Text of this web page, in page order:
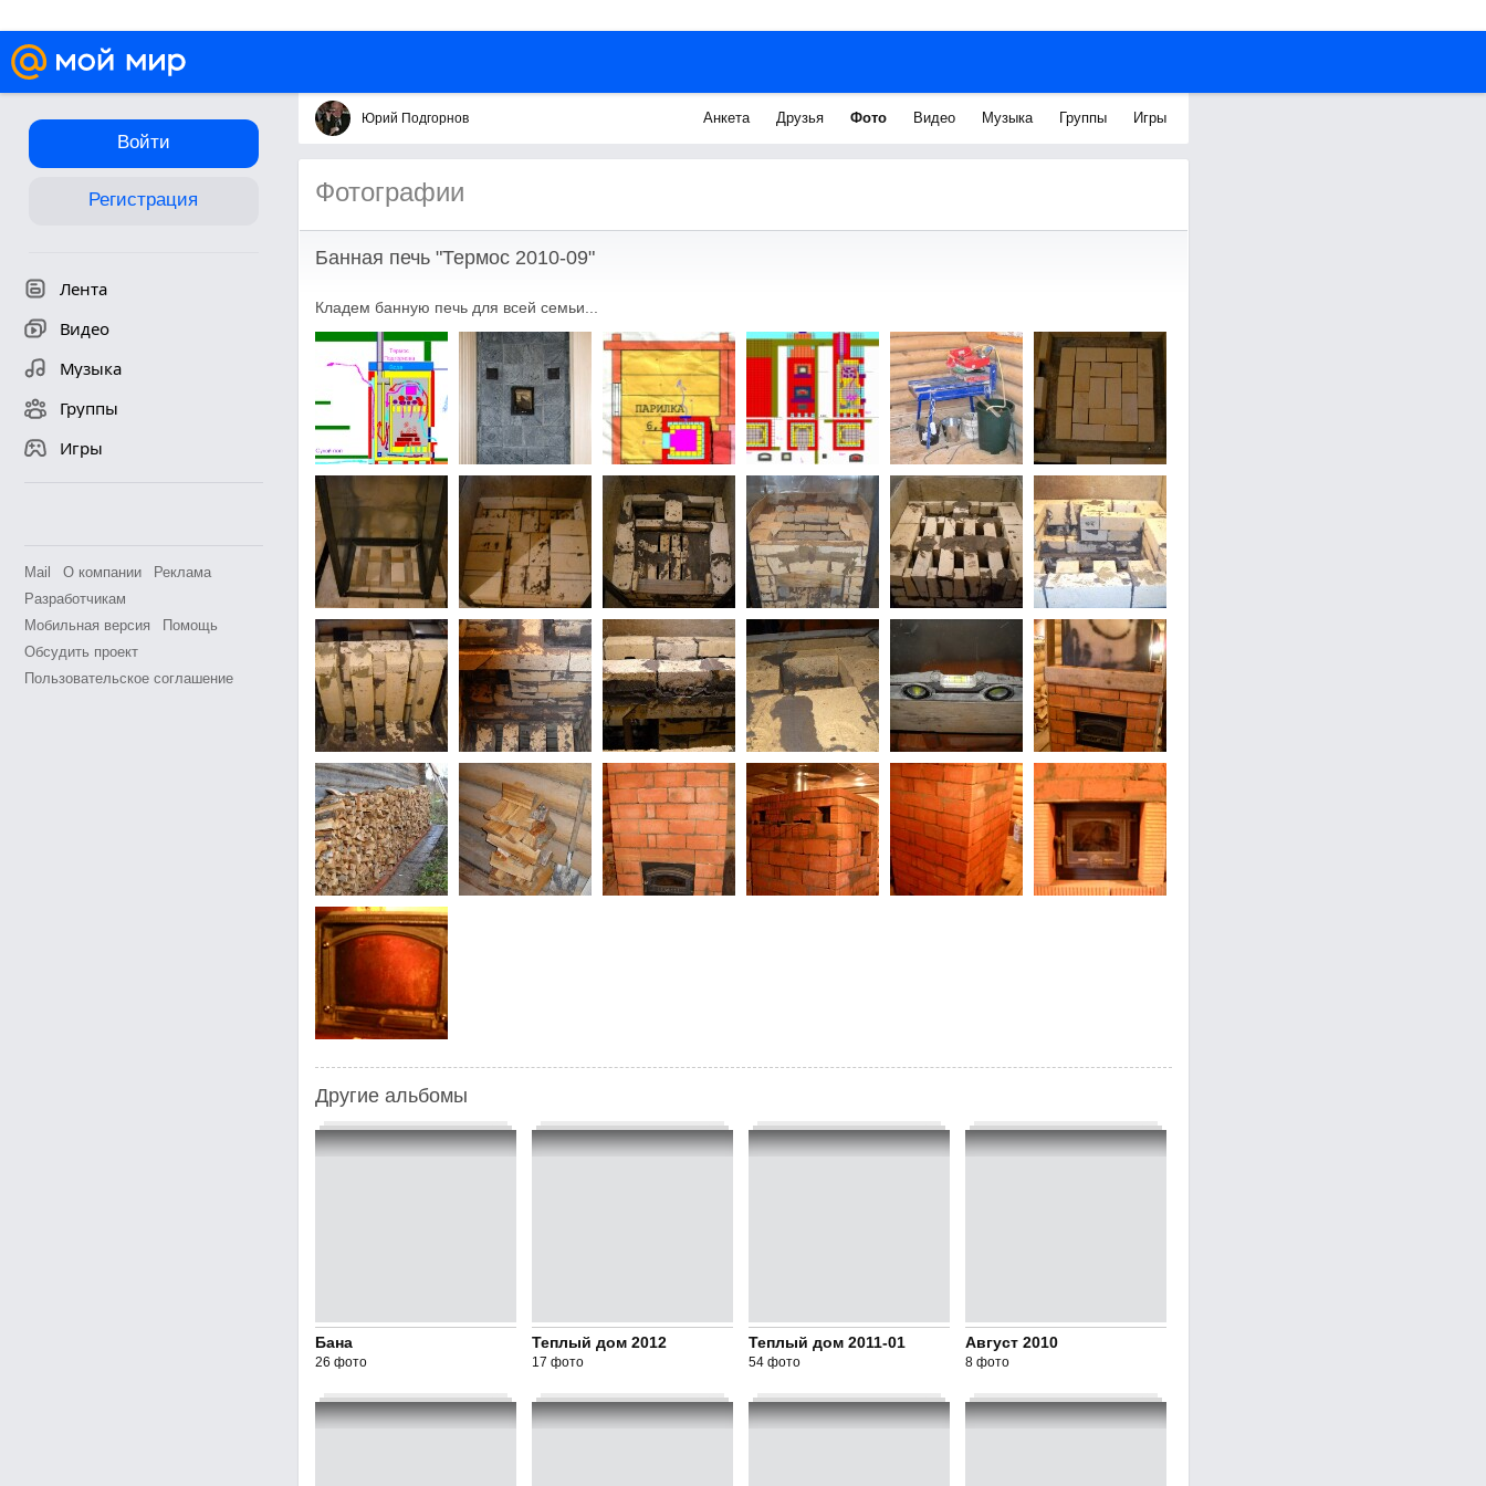
Войти
Регистрация
Лента
Видео
Музыка
Группы
Игры
Mail О компании
Реклама
Разработчикам
Мобильная версия
Помощь
Обсудить проект
Пользовательское соглашение
Юрий Подгорнов Анкета Друзья Фото Видео Музыка Группы Игры
Фотографии
Банная печь "Термос 2010-09"
Кладем банную печь для всей семьи...
Другие альбомы
Бана
26 фото
Теплый дом 2012
17 фото
Теплый дом 2011-01
54 фото
Август 2010
8 фото